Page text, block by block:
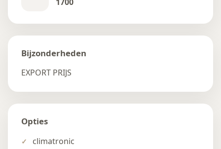
Bijzonderheden
EXPORT PRIJS
Opties
climatronic